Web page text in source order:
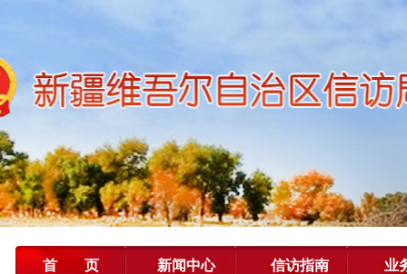
首页 新闻中心 信访指南 业